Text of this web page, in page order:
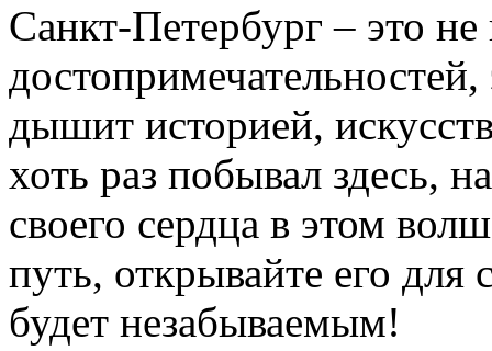
Санкт-Петербург – это
дышит историей,
хоть раз побывал здесь,
своего сердца в этом
путь, открывайте его для
будет незабываемым!